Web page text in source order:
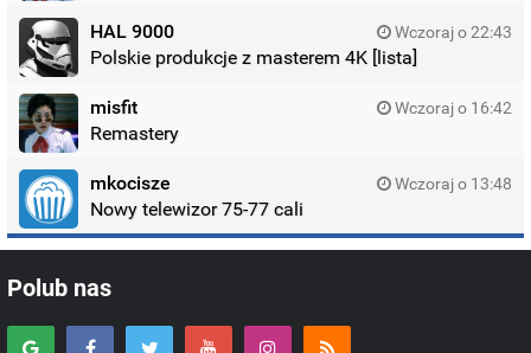
HAL 9000 Wczoraj o 22:43
Polskie produkcje z masterem 4K [lista]
misfit Wczoraj o 16:42
Remastery
mkocisze Wczoraj o 13:48
Nowy telewizor 75-77 cali
Polub nas